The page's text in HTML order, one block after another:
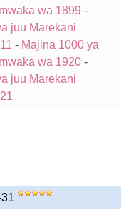
wa 1899 -
juu Marekani
- Majina 1000 ya
wa 1920 -
juu Marekani